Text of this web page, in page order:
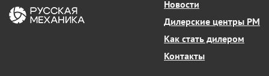
Новости
Дилерские центры РМ
Как стать дилером
Контакты